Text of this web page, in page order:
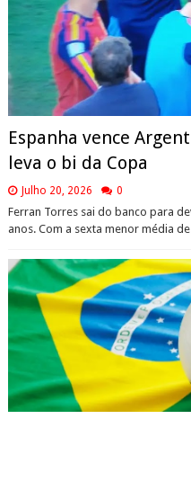
Espanha vence
leva o bi da Copa
Julho 20, 2026 0
Ferran Torres sai do banco para
anos. Com a sexta menor média de